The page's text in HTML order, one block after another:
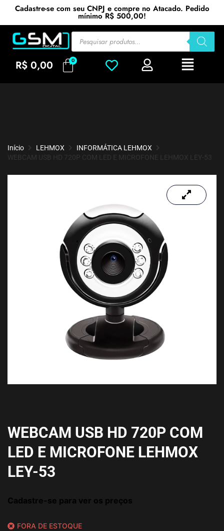
Cadastre-se com seu CNPJ e compre no Atacado. Pedido
mínimo R$ 500,00!
R$ 0,00
Início LEHMOX
INFORMÁTICA LEHMOX
WEBCAM USB HD 720P COM LED E MICROFONE LEHMOX LEY-53
WEBCAM USB HD 720P COM
LED E MICROFONE LEHMOX
LEY-53
Cadastre-se para ver os preços
FORA DE ESTOQUE